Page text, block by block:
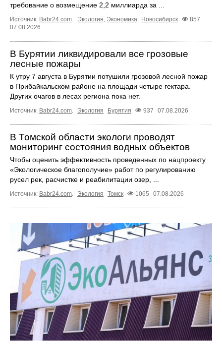
требование о возмещение 2,2 миллиарда за ...
Источник: Babr24.com. Экология, Экономика Новосибирск
857
07.08.2026
В Бурятии ликвидировали все грозовые
лесные пожары
К утру 7 августа в Бурятии потушили грозовой лесной пожар
в Прибайкальском районе на площади четыре гектара.
Других очагов в лесах региона пока нет.
Источник: Babr24.com. Экология Бурятия 937 07.08.2026
В Томской области экологи проводят
мониторинг состояния водных объектов
Чтобы оценить эффективность проведенных по нацпроекту
«Экологическое благополучие» работ по регулированию
русел рек, расчистке и реабилитации озер, ...
Источник: Babr24.com. Экология Томск 1065 07.08.2026